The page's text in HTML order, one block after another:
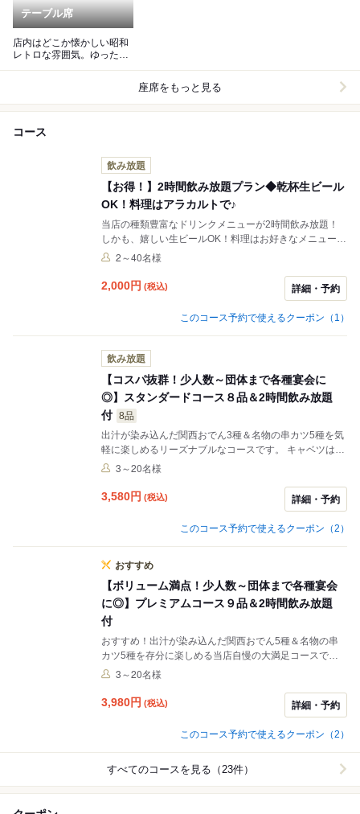
テーブル席
店内はどこか懐かしい昭和
レトロな雰囲気。ゆったり
座席をもっと見る
コース
飲み放題
【お得！】2時間飲み放題プラン◆乾杯生ビール
OK！料理はアラカルトで♪
当店の種類豊富なドリンクメニューが2時間飲み放題！
しかも、嬉しい生ビールOK！料理はお好きなメニューか
らアラカルトでご注文ください。
2～40名様
2,000円 (税込) 詳細・予約
このコース予約で使えるクーポン（1）
飲み放題
【コスパ抜群！少人数～団体まで各種宴会に
◎】スタンダードコース８品＆2時間飲み放題
付 8品
出汁が染み込んだ関西おでん3種＆名物の串カツ5種を気
軽に楽しめるリーズナブルなコースです。 キャベツはお
かわり自由！〆のお食事はソース焼きそば or キムチ焼き
は、乾杯生ビールOK！各種宴会に最適です。ぜひご予約
3～20名様
3,580円 (税込) 詳細・予約
このコース予約で使えるクーポン（2）
おすすめ
【ボリューム満点！少人数～団体まで各種宴会
に◎】プレミアムコース９品＆2時間飲み放題
付
おすすめ！出汁が染み込んだ関西おでん5種＆名物の串
カツ5種を存分に楽しめる当店自慢の大満足コースで
す。 キャベツはおかわり自由！人気の豚玉キムチ鉄板じ
キムチ焼き飯からお選びください。最後のデザートまで
み放題付》は、乾杯生ビール！各種宴会に最適です。ぜ
ひご予約ください。
3～20名様
3,980円 (税込) 詳細・予約
このコース予約で使えるクーポン（2）
すべてのコースを見る（23件）